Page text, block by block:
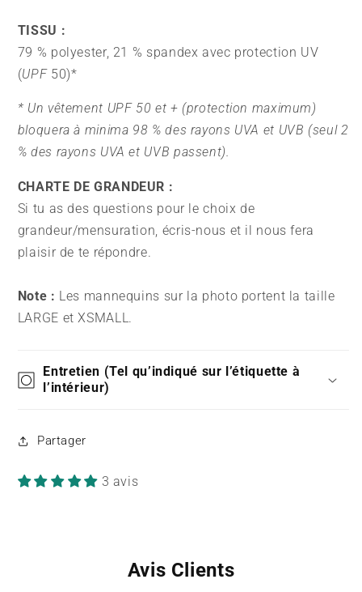
TISSU :
79 % polyester, 21 % spandex avec protection UV
(UPF50)*
* Un vêtement UPF 50 et + (protection maximum)
bloquera à minima 98 % des rayons UVA et UVB (seul 2
% des rayons UVA et UVB passent).
CHARTE DE GRANDEUR :
Si tu as des questions pour le choix de
grandeur/mensuration, écris-nous et il nous fera
plaisir de te répondre.
Note : Les mannequins sur la photo portent la taille
LARGE et XSMALL.
Entretien (Tel qu’indiqué sur l’étiquette à
l’intérieur)
Partager
3 avis
Avis Clients